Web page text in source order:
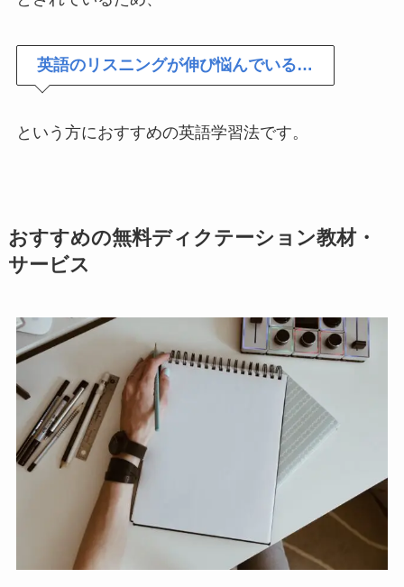
英語のリスニングが伸び悩んでいる…
という方におすすめの英語学習法です。
おすすめの無料ディクテーション教材・
サービス